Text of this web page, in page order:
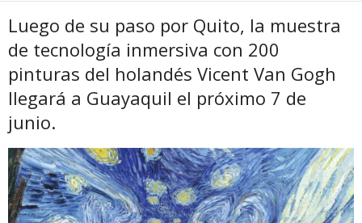
Luego de su paso por Quito, la muestra
de tecnología inmersiva con 200
pinturas del holandés Vicent Van Gogh
llegará a Guayaquil el próximo 7 de
junio.